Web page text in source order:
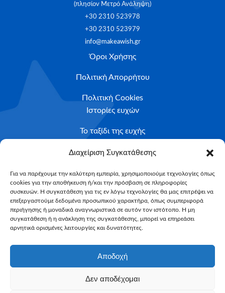
Διαχείριση Συγκατάθεσης
Για να παρέχουμε την καλύτερη εμπειρία, χρησιμοποιούμε τεχνολογίες όπως
cookies για την αποθήκευση ή/και την πρόσβαση σε πληροφορίες
συσκευών. Η συγκατάθεση για τις εν λόγω τεχνολογίες θα μας επιτρέψει να
επεξεργαστούμε δεδομένα προσωπικού χαρακτήρα, όπως συμπεριφορά
περιήγησης ή μοναδικά αναγνωριστικά σε αυτόν τον ιστότοπο. Η μη
συγκατάθεση ή η ανάκληση της συγκατάθεσης, μπορεί να επηρεάσει
αρνητικά ορισμένες λειτουργίες και δυνατότητες.
Αποδοχή
Δεν αποδέχομαι
(πλησίον Μετρό Ανάληψη)
+30 2310 523978
+30 2310 523979
info@makeawish.gr
Όροι Χρήσης
Πολιτική Απορρήτου
Πολιτική Cookies
Ιστορίες ευχών
Το ταξίδι της ευχής
Κριτήρια Καταλληλότητας
Υποβολή Αιτήματος
NEWSLETTER
Email*